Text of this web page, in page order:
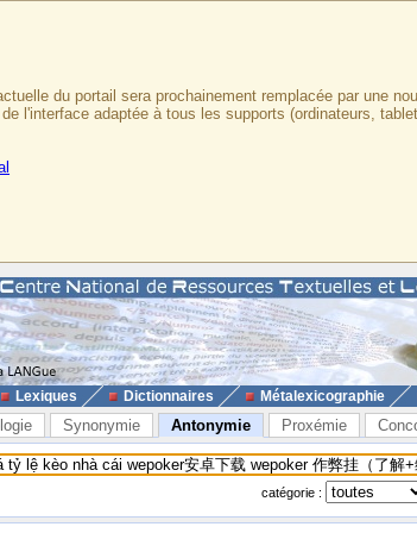
du portail sera prochainement remplacée par une
l'interface adaptée à tous les supports (ordinateurs,
Lexiques Dictionnaires Métalexicographie
Synonymie Antonymie Proxémie
catégorie :